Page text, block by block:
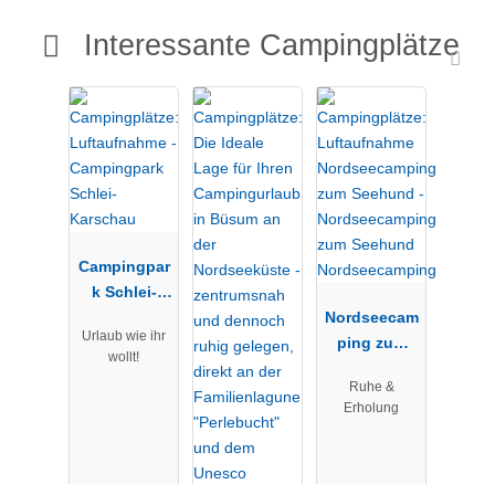
Interessante Campingplätze
Campingpar
k Schlei-
Urlaub wie ihr
wollt!
Nordseecam
ping zum
Nordseecam
Ruhe &
Erholung